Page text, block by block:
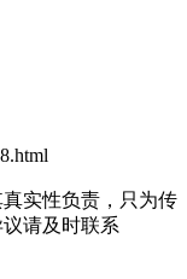
实性负责，只为传
请及时联系